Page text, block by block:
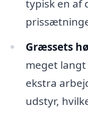
typisk en af
Græssets
meget
ekstra
udstyr,